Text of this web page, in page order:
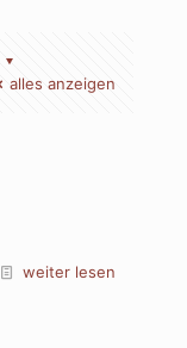
alles anzeigen
weiter lesen